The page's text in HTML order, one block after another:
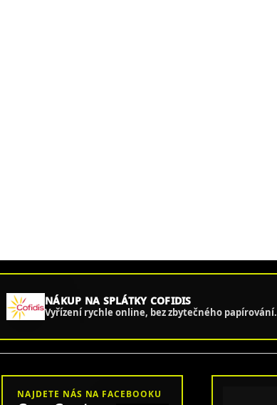
NÁKUP NA SPLÁTKY COFIDIS
Vyřízení rychle online, bez zbytečného papírování.
NAJDETE NÁS NA FACEBOOKU